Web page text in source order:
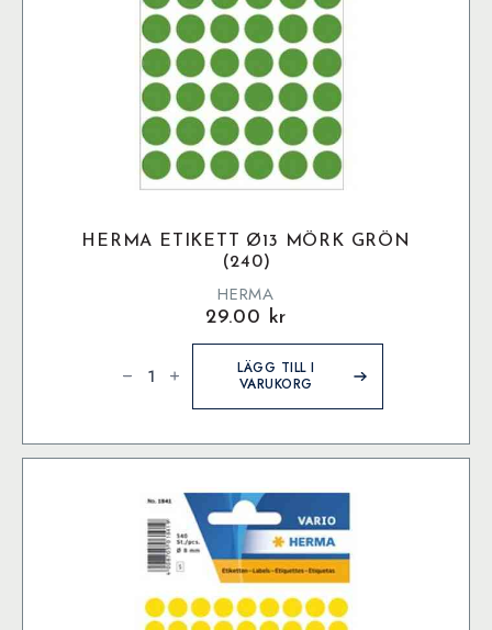
HERMA ETIKETT Ø13 MÖRK GRÖN
(240)
HERMA
29.00 kr
etikett
ø13
mängd
LÄGG TILL I
VARUKORG